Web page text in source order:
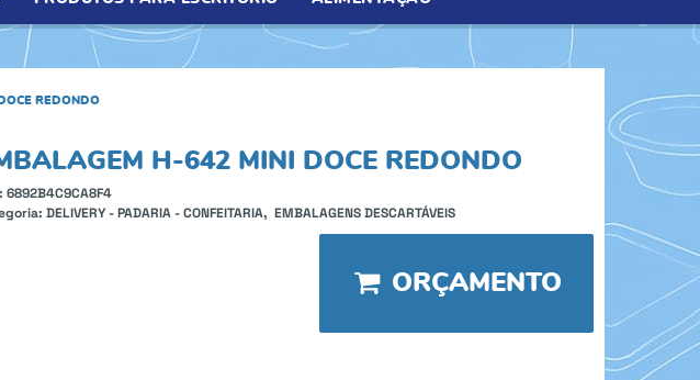
REDONDO
H-642 MINI DOCE REDONDO
6892B4C9CA8F4
DELIVERY - PADARIA - CONFEITARIA EMBALAGENS DESCARTÁVEIS
ORÇAMENTO